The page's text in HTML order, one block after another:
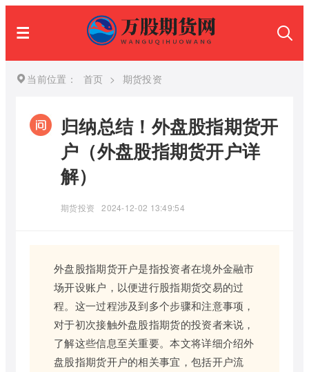
当前位置： 首页 > 期货投资
归纳总结！外盘股指期货开
户（外盘股指期货开户详
解）
期货投资 2024-12-02 13:49:54
外盘股指期货开户是指投资者在境外金融市
场开设账户，以便进行股指期货交易的过
程。这一过程涉及到多个步骤和注意事项，
对于初次接触外盘股指期货的投资者来说，
了解这些信息至关重要。本文将详细介绍外
盘股指期货开户的相关事宜，包括开户流